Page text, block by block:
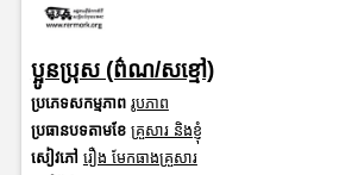
ប្អូនប្រុស (ព៌ណ/សខ្មៅ)
ប្រភេទសកម្មភាព រូបភាព
ប្រធានបទតាមខែ គ្រួសារ និងខ្ញុំ
សៀវភៅ រឿង មែកធាងគ្រួសារ